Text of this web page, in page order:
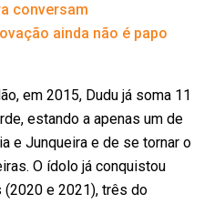
conversam
ainda não é papo
em 2015, Dudu já soma 11
estando a apenas um de
e Junqueira e de se tornar o
O ídolo já conquistou
e 2021), três do